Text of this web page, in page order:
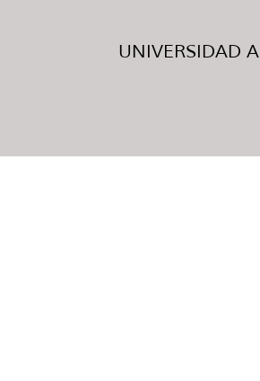
UNIVERSIDAD